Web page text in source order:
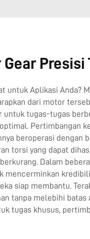
untuk Aplikasi
dari motor
untuk tugas-tugas
beroperasi
torsi yang dapat
Dalam
mencerminkan
siap membantu.
tanpa melebihi
tugas khusus,